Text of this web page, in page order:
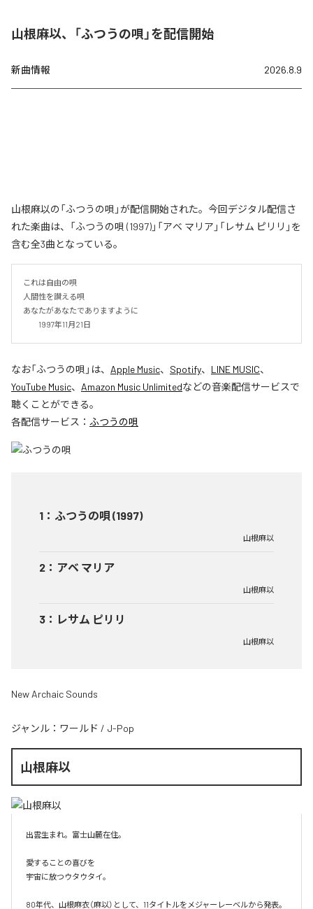
山根麻以、「ふつうの唄」を配信開始
新曲情報 2026.8.9
山根麻以の「ふつうの唄」が配信開始された。今回デジタル配信さ
れた楽曲は、「ふつうの唄 (1997)」「アベ マリア」「レサム ピリリ」を
含む全3曲となっている。
これは自由の唄
人間性を讃える唄
あなたがあなたでありますように
1997年11月21日
なお「ふつうの唄 」は、 Apple Music、 Spotify、 LINE MUSIC、
YouTube Music、 Amazon Music Unlimitedなどの音楽配信サービスで
聴くことができる。
各配信サービス： ふつうの唄
1 ： ふつうの唄 (1997)
山根麻以
2 ： アベ マリア
山根麻以
3 ： レサム ピリリ
山根麻以
New Archaic Sounds
ジャンル： ワールド / J-Pop
山根麻以
出雲生まれ。富士山麓在住。
愛することの喜びを
宇宙に放つウタウタイ。
80年代、山根麻衣（麻以）として、11タイトルをメジャーレーベルから発表。